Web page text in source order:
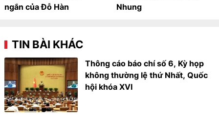
ngắn của Đỗ Hàn
Nhung
TIN BÀI KHÁC
Thông cáo báo chí số 6, Kỳ họp
không thường lệ thứ Nhất, Quốc
hội khóa XVI